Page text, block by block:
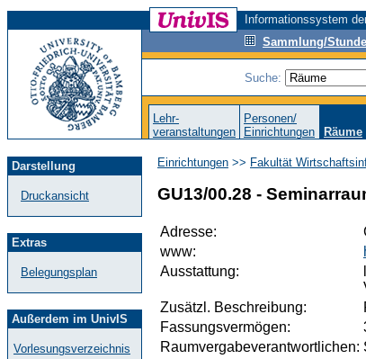
Informationssystem
Sammlung/
Suche:
Lehr-
veranstaltungen
Personen/
Einrichtungen
Räume
Darstellung
Druckansicht
Extras
Belegungsplan
Außerdem im UnivIS
Vorlesungsverzeichnis
Einrichtungen >> Fakultät
GU13/00.28 -
Adresse:
www:
Ausstattung:
Zusätzl. Beschreibung:
Fassungsvermögen:
Raumvergabeverantwortlichen: